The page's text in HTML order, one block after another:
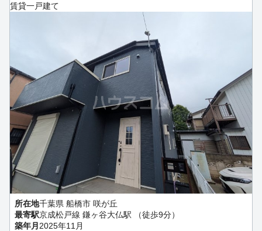
賃貸一戸建て
所在地千葉県 船橋市 咲が丘
最寄駅京成松戸線 鎌ヶ谷大仏駅 （徒歩9分）
築年月 2025年11月